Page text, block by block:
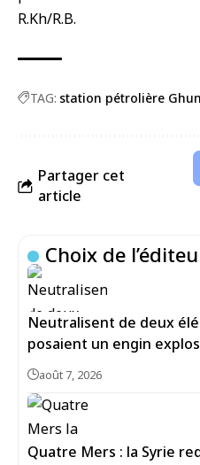
R.Kh/R.B.
TAG: station pétrolière
Partager cet
article
Choix de
Neutralisent de deux
posaient un engin
août 7, 2026
Quatre Mers : la Syrie